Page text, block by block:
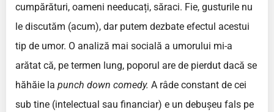
cumpărături, oameni needucați, săraci. Fie, gusturile nu
le discutăm (acum), dar putem dezbate efectul acestui
tip de umor. O analiză mai socială a umorului mi-a
arătat că, pe termen lung, poporul are de pierdut dacă se
hăhăie la punch down comedy. A râde constant de cei
sub tine (intelectual sau financiar) e un debușeu fals pe